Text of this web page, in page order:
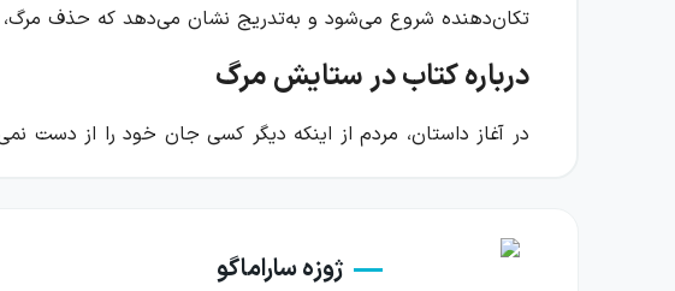
تکان‌دهنده شروع می‌شود و به‌تدریج نشان می‌دهد که حذف مرگ،
درباره کتاب در ستایش مرگ
در آغاز داستان، مردم از اینکه دیگر کسی جان خود را از دست
پیامدهای این اتفاق تنها به خانه‌ها محدود نمی‌شود.
ژوزه ساراماگو